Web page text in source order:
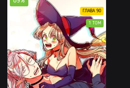
ГЛАВА 90
1 ТОМ